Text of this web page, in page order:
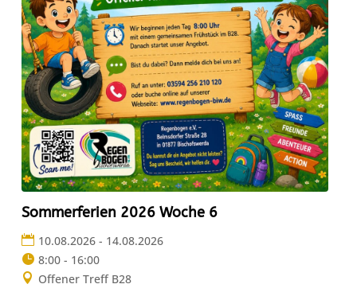
Sommerferien 2026 Woche 6
10.08.2026 - 14.08.2026
8:00 - 16:00
Offener Treff B28